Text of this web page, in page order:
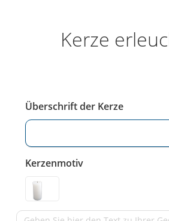
Kerze
Überschrift der Kerze
Kerzenmotiv